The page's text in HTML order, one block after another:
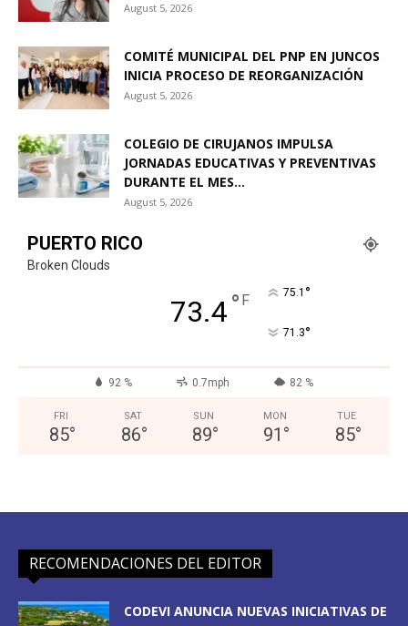
August 5, 2026
COMITÉ MUNICIPAL DEL PNP EN JUNCOS
INICIA PROCESO DE REORGANIZACIÓN
August 5, 2026
COLEGIO DE CIRUJANOS IMPULSA
JORNADAS EDUCATIVAS Y PREVENTIVAS
DURANTE EL MES...
August 5, 2026
PUERTO RICO
Broken Clouds
73.4° F 75.1 °
71.3°
92 % 0.7mph 82 %
FRI
85°
SAT
86°
SUN
89°
MON
91 °
TUE
85°
RECOMENDACIONES DEL EDITOR
CODEVI ANUNCIA NUEVAS INICIATIVAS DE